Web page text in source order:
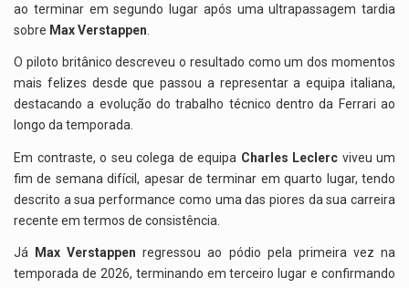
ao terminar em segundo lugar após uma ultrapassagem tardia
sobre Max Verstappen
O piloto britânico descreveu o resultado como um dos momentos
mais felizes desde que passou a representar a equipa italiana,
destacando a evolução do trabalho técnico dentro da Ferrari ao
longo da temporada.
Em contraste, o seu colega de equipa Charles Leclerc viveu um
fim de semana difícil, apesar de terminar em quarto lugar, tendo
descrito a sua performance como uma das piores da sua carreira
recente em termos de consistência.
Já Max Verstappen regressou ao pódio pela primeira vez na
temporada de 2026, terminando em terceiro lugar e confirmando